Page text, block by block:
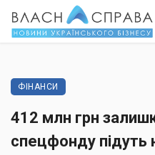
ФІНАНСИ
412 млн грн
спецфонду підуть